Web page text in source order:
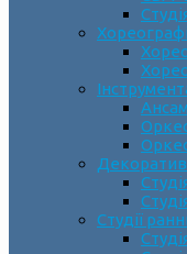
Студії